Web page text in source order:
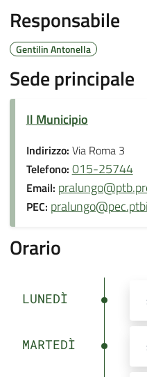
Responsabile
Gentilin Antonella
Sede principale
Il Municipio
Indirizzo: Via Roma 3
Telefono: 015-25744
Email:
PEC:
Orario
LUNEDÌ
MARTEDÌ